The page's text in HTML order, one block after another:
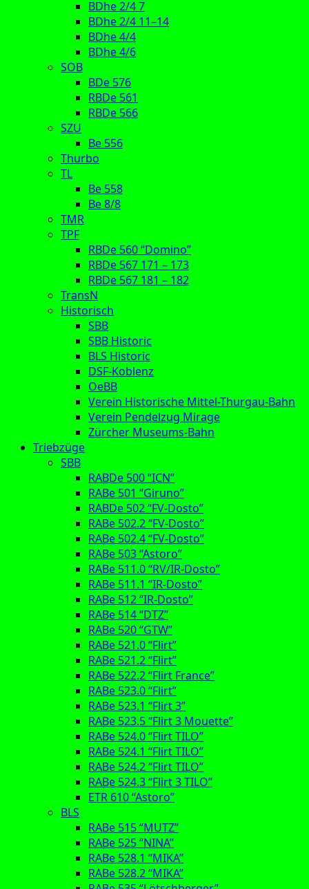
BDhe 2/4 7
BDhe 2/4 11–14
BDhe 4/4
BDhe 4/6
SOB
BDe 576
RBDe 561
RBDe 566
SZU
Be 556
Thurbo
TL
Be 558
Be 8/8
TMR
TPF
RBDe 560 “Domino”
RBDe 567 171 – 173
RBDe 567 181 – 182
TransN
Historisch
SBB
SBB Historic
BLS Historic
DSF-Koblenz
OeBB
Verein Historische Mittel-Thurgau-Bahn
Verein Pendelzug Mirage
Zürcher Museums-Bahn
Triebzüge
SBB
RABDe 500 “ICN”
RABe 501 “Giruno”
RABDe 502 “FV-Dosto”
RABe 502.2 “FV-Dosto”
RABe 502.4 “FV-Dosto”
RABe 503 “Astoro”
RABe 511.0 “RV/IR-Dosto”
RABe 511.1 “IR-Dosto”
RABe 512 “IR-Dosto”
RABe 514 “DTZ”
RABe 520 “GTW”
RABe 521.0 “Flirt”
RABe 521.2 “Flirt”
RABe 522.2 “Flirt France”
RABe 523.0 “Flirt”
RABe 523.1 “Flirt 3”
RABe 523.5 “Flirt 3 Mouette”
RABe 524.0 “Flirt TILO”
RABe 524.1 “Flirt TILO”
RABe 524.2 “Flirt TILO”
RABe 524.3 “Flirt 3 TILO”
ETR 610 “Astoro”
BLS
RABe 515 “MUTZ”
RABe 525 “NINA”
RABe 528.1 “MIKA”
RABe 528.2 “MIKA”